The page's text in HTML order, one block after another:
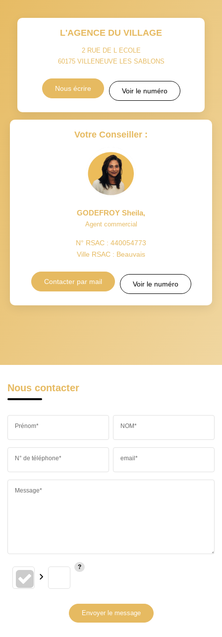
L'AGENCE DU VILLAGE
2 RUE DE L ECOLE
60175 VILLENEUVE LES SABLONS
Nous écrire Voir le numéro
Votre Conseiller :
GODEFROY Sheila,
Agent commercial
N° RSAC : 440054773
Ville RSAC : Beauvais
Contacter par mail Voir le numéro
Nous contacter
Prénom* NOM*
N° de téléphone* email*
Message*
Envoyer le message